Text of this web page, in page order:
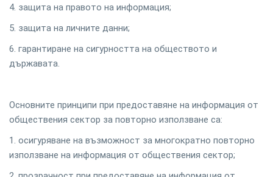
4. защита на правото на информация;
5. защита на личните данни;
6. гарантиране на сигурността на обществото и
държавата.
Основните принципи при предоставяне на информация от
обществения сектор за повторно използване са:
1. осигуряване на възможност за многократно повторно
използване на информация от обществения сектор;